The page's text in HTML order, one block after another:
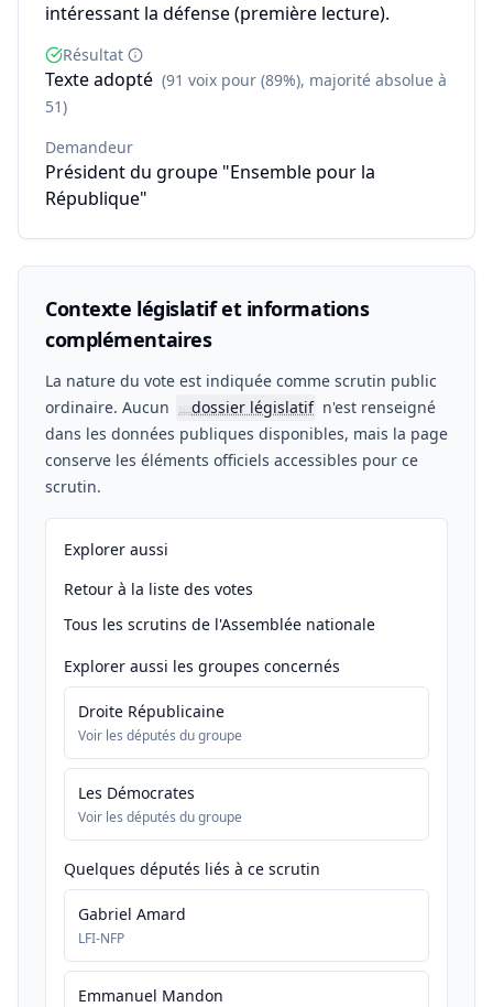
intéressant la défense (première lecture).
Résultat
Texte adopté (91 voix pour (89%), majorité absolue à
51)
Demandeur
Président du groupe "Ensemble pour la
République"
Contexte législatif et informations
complémentaires
La nature du vote est indiquée comme scrutin public
ordinaire. Aucun
📖dossier législatif n'est renseigné
dans les données publiques disponibles, mais la page
conserve les éléments officiels accessibles pour ce
scrutin.
Explorer aussi
Retour à la liste des votes
Tous les scrutins de l'Assemblée nationale
Explorer aussi les groupes concernés
Droite Républicaine
Voir les députés du groupe
Les Démocrates
Voir les députés du groupe
Quelques députés liés à ce scrutin
Gabriel Amard
LFI-NFP
Emmanuel Mandon